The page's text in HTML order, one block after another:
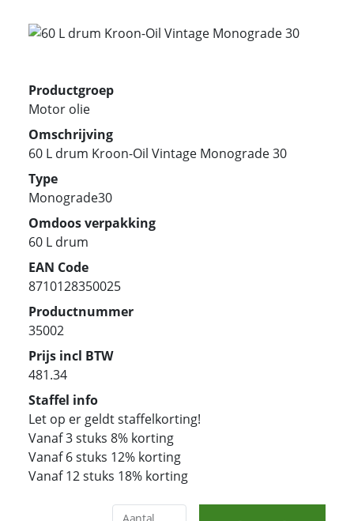
Productgroep
Motor olie
Omschrijving
60 L drum Kroon-Oil Vintage Monograde 30
Type
Monograde30
Omdoos verpakking
60 L drum
EAN Code
8710128350025
Productnummer
35002
Prijs incl BTW
481.34
Staffel info
Let op er geldt staffelkorting!
Vanaf 3 stuks 8% korting
Vanaf 6 stuks 12% korting
Vanaf 12 stuks 18% korting